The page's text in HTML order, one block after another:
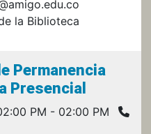
la Biblioteca
Permanencia
Presencial
PM - 02:00 PM